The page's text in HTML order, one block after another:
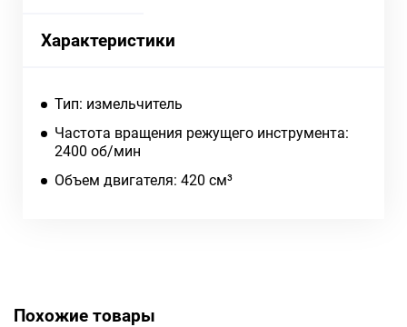
Характеристики
Тип: измельчитель
Частота вращения режущего инструмента:
2400 об/мин
Объем двигателя: 420 см³
Похожие товары